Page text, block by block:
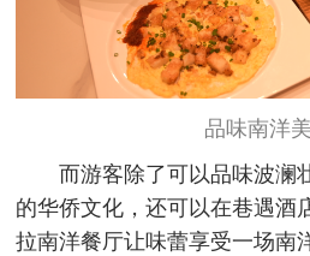
品味南洋
而游客除了可以品味波澜
的华侨文化，还可以在巷遇酒
拉南洋餐厅让味蕾享受一场